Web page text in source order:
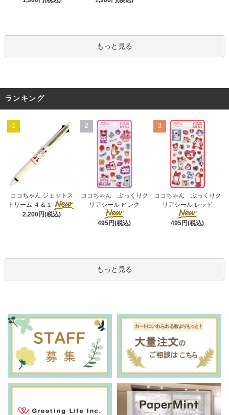
もっと見る
ランキング
1
ココちゃん ジェットス
トリーム ４＆１
2,200円(税込)
2
ココちゃん ぷっくりク
リアシール ピンク
495円(税込)
3
ココちゃん ぷっくりク
リアシール レッド
495円(税込)
もっと見る